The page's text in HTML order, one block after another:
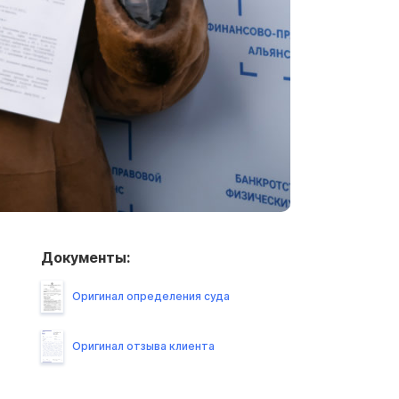
Документы:
Оригинал определения суда
Оригинал отзыва клиента